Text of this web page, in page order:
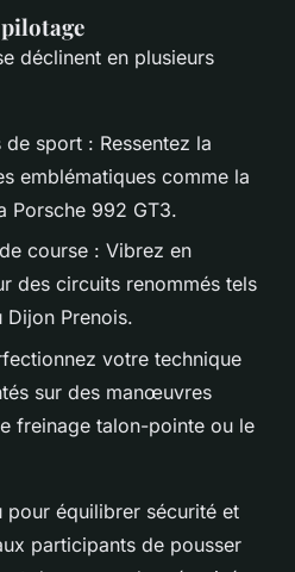
pilotage
déclinent en plusieurs
sport : Ressentez la
emblématiques comme la
Porsche 992 GT3.
course : Vibrez en
des circuits renommés tels
Dijon Prenois.
votre technique
sur des manœuvres
freinage talon-pointe ou le
pour équilibrer sécurité et
participants de pousser